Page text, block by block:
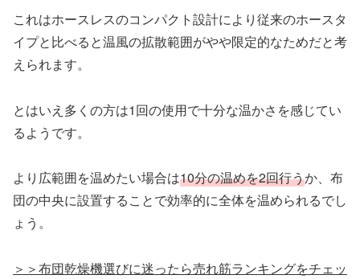
これはホースレスのコンパクト設計により従来のホースタ
イプと比べると温風の拡散範囲がやや限定的なためだと考
えられます。
とはいえ多くの方は1回の使用で十分な温かさを感じてい
るようです。
より広範囲を温めたい場合は10分の温めを2回行うか、布
団の中央に設置することで効率的に全体を温められるでし
ょう。
＞＞布団乾燥機選びに迷ったら売れ筋ランキングをチェッ